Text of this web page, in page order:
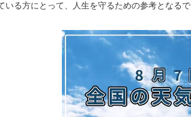
る方にとって、人生を守るための参考となるで